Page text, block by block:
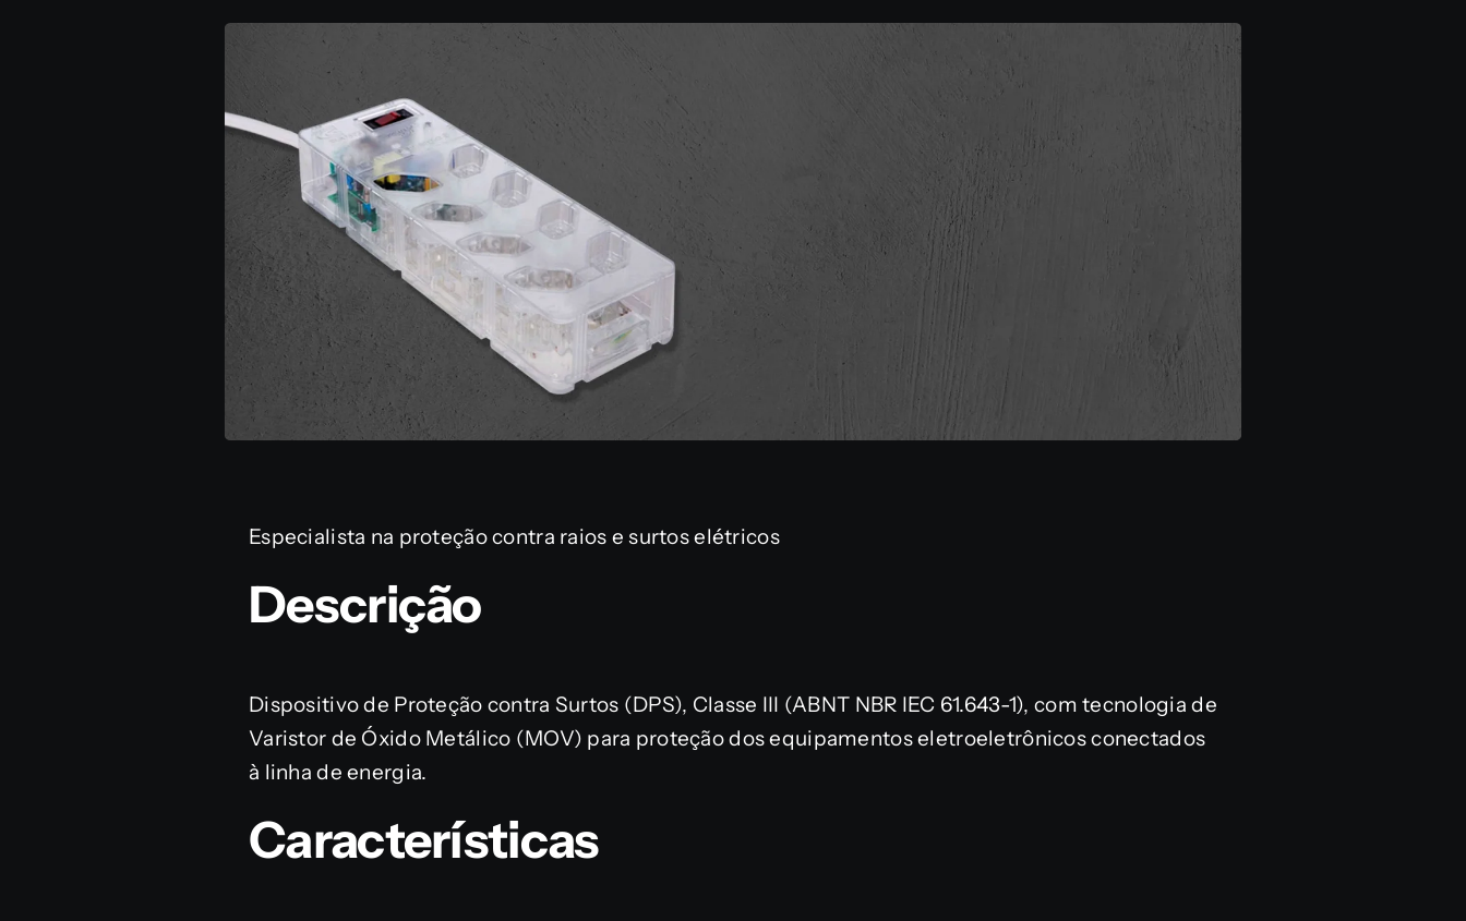
Especialista na proteção contra raios e surtos elétricos
Descrição
Dispositivo de Proteção contra Surtos (DPS), Classe III (ABNT NBR IEC 61.643-1), com tecnologia de
Varistor de Óxido Metálico (MOV) para proteção dos equipamentos eletroeletrônicos conectados
à linha de energia.
Características